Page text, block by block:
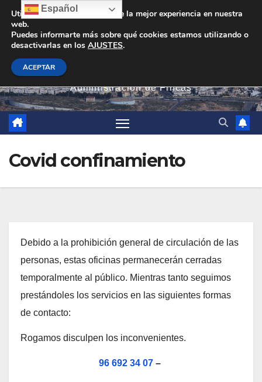
contenido
Administración de Fincas
Covid confinamiento
Debido a la prohibición general de circulación de las
personas, estas oficinas permanecerán cerradas
temporalmente al público. Mientras tanto seguimos
prestándoles los servicios en las siguientes formas
de contacto:
Rogamos disculpen los inconvenientes.
96 692 34 07 –
Español
Utilizamos cookies para darte la mejor experiencia en nuestra
web.
Puedes informarte más sobre qué cookies estamos utilizando o
desactivarlas en los AJUSTES.
ACEPTAR